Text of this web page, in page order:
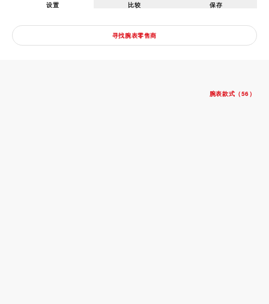
设置 比较 保存
寻找腕表零售商
腕表款式（56）